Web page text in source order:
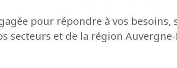
pour répondre à vos besoins,
secteurs et de la région